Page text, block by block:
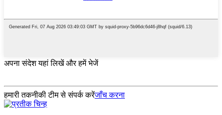
अपना संदेश यहां लिखें और हमें भेजें
हमारी तकनीकी टीम से संपर्क करेंजाँच करना